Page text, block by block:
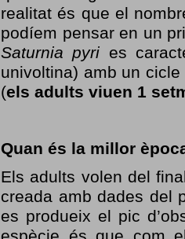
realitat és que el
podíem pensar en un
Saturnia pyri es
univoltina) amb un
(els adults viuen 1
Quan és la millor
Els adults volen del
creada amb dades del
es produeix el pic